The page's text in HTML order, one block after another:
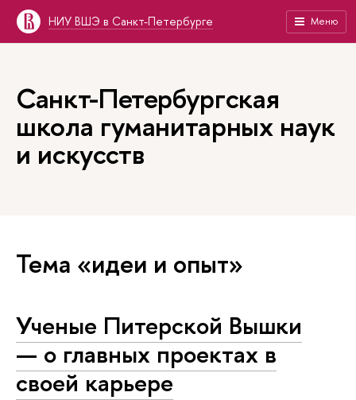
НИУ ВШЭ в Санкт-Петербурге Меню
Санкт-Петербургская
школа гуманитарных наук
и искусств
Тема «идеи и опыт»
Ученые Питерской Вышки
— о главных проектах в
своей карьере